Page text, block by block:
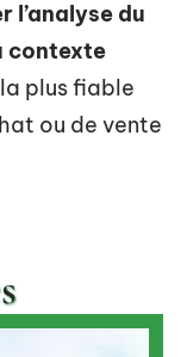
l’analyse du
contexte
plus fiable
ou de vente